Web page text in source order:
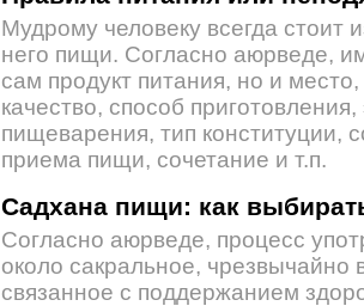
Мудрому человеку всегда стоит
него пищи. Согласно аюрведе,
сам продукт питания, но и
качество, способ
пищеварения, тип конституции,
приема пищи, сочетание и т.п.
Садхана пищи: как
Согласно аюрведе, процесс
около сакральное,
связанное с поддержанием